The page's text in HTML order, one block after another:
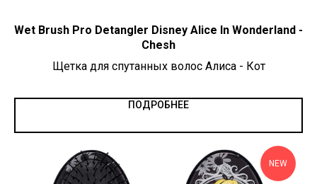
Wet Brush Pro Detangler Disney Alice In Wonderland -
Chesh
Щетка для спутанных волос Алиса - Кот
ПОДРОБНЕЕ
NEW